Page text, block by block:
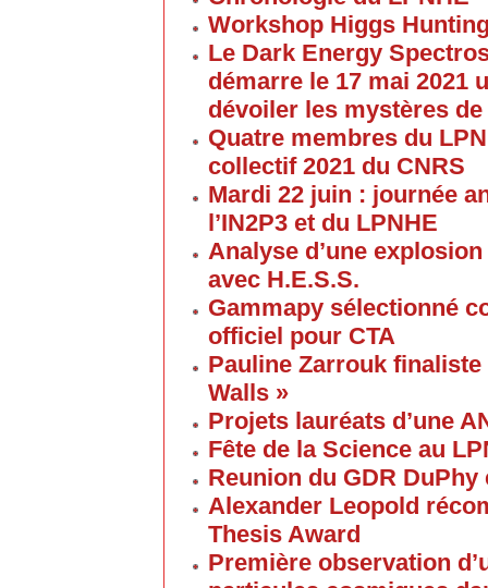
Workshop Higgs
Le Dark Energy
démarre le 17 mai 2021
dévoiler les mystères de
Quatre membres du
collectif 2021 du CNRS
Mardi 22 juin : journée
l’IN2P3 et du LPNHE
Analyse d’une
avec H.E.S.S.
Gammapy sélectionné
officiel pour CTA
Pauline Zarrouk
Walls »
Projets lauréats d’une
Fête de la Science au
Reunion du GDR DuPhy
Alexander Leopold
Thesis Award
Première observation